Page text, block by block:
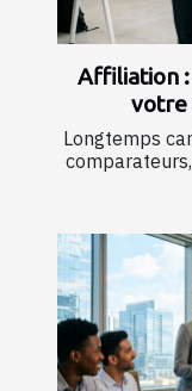
Affiliation
votre
Longtemps